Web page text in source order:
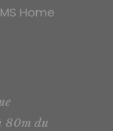
Home
80m du